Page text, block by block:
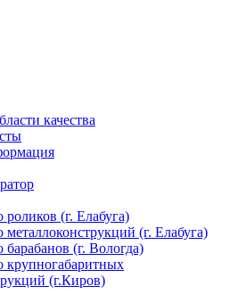
качества
роликов (г. Елабуга)
металлоконструкций (г. Елабуга)
барабанов (г. Вологда)
крупногабаритных
(г.Киров)